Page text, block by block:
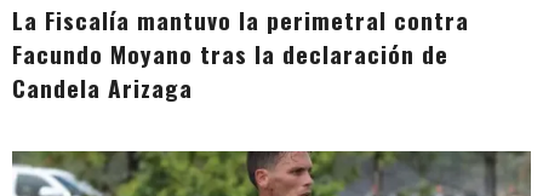
La Fiscalía mantuvo la perimetral contra
Facundo Moyano tras la declaración de
Candela Arizaga